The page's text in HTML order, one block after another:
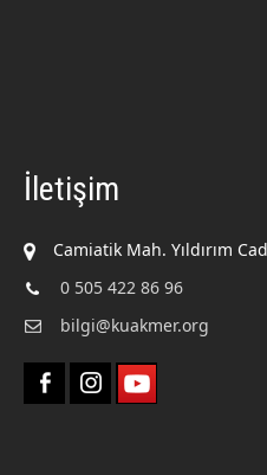
İletişim
Camiatik Mah. Yıldırım
0 505 422 86 96
bilgi@kuakmer.org